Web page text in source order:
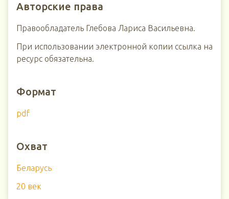
Авторские права
Правообладатель Глебова Лариса Васильевна.
При использовании электронной копии ссылка на
ресурс обязательна.
Формат
pdf
Охват
Беларусь
20 век